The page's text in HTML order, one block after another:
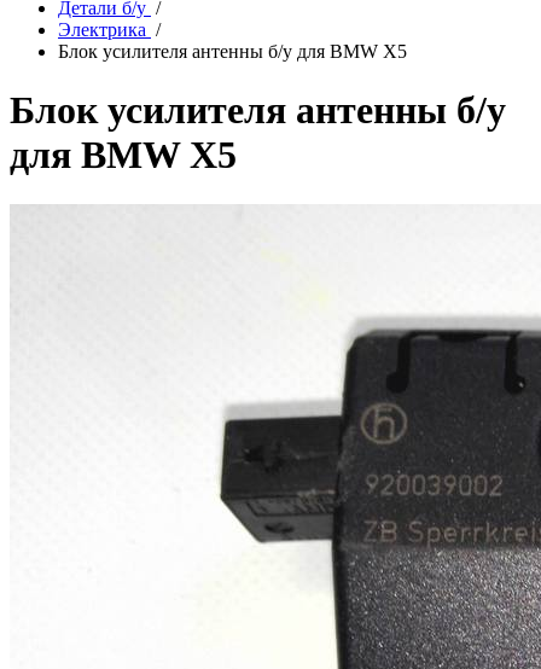
Детали б/у /
Электрика /
Блок усилителя антенны б/у для BMW X5
Блок усилителя антенны б/у
для BMW X5